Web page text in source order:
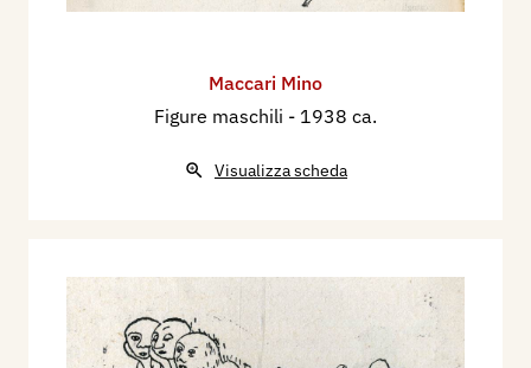
Maccari Mino
Figure maschili - 1938 ca.
Visualizza scheda